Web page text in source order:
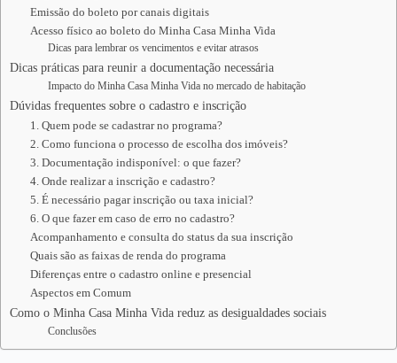
Emissão do boleto por canais digitais
Acesso físico ao boleto do Minha Casa Minha Vida
Dicas para lembrar os vencimentos e evitar atrasos
Dicas práticas para reunir a documentação necessária
Impacto do Minha Casa Minha Vida no mercado de habitação
Dúvidas frequentes sobre o cadastro e inscrição
1. Quem pode se cadastrar no programa?
2. Como funciona o processo de escolha dos imóveis?
3. Documentação indisponível: o que fazer?
4. Onde realizar a inscrição e cadastro?
5. É necessário pagar inscrição ou taxa inicial?
6. O que fazer em caso de erro no cadastro?
Acompanhamento e consulta do status da sua inscrição
Quais são as faixas de renda do programa
Diferenças entre o cadastro online e presencial
Aspectos em Comum
Como o Minha Casa Minha Vida reduz as desigualdades sociais
Conclusões